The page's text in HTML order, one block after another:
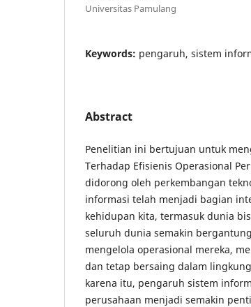
Universitas Pamulang
Keywords: pengaruh, sistem
Abstract
Penelitian ini bertujuan untuk
Terhadap Efisienis Operasional
didorong oleh perkembangan
informasi telah menjadi bagian
kehidupan kita, termasuk dunia
seluruh dunia semakin
mengelola operasional mereka,
dan tetap bersaing dalam
karena itu, pengaruh sistem
perusahaan menjadi semakin